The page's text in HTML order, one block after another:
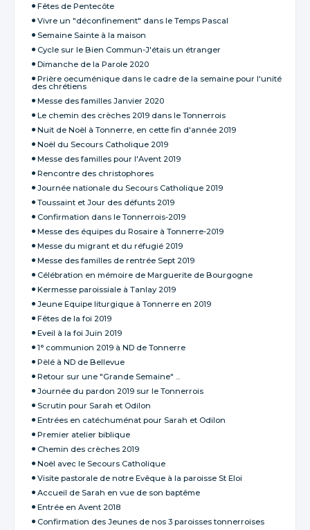
Fêtes de Pentecôte
Vivre un "déconfinement" dans le Temps Pascal
Semaine Sainte à la maison
Cycle sur le Bien Commun-J'étais un étranger
Dimanche de la Parole 2020
Prière oecuménique dans le cadre de la semaine pour l'unité
des chrétiens
Messe des familles Janvier 2020
Le chemin des crèches 2019 dans le Tonnerrois
Nuit de Noël à Tonnerre, en cette fin d'année 2019
Noël du Secours Catholique 2019
Messe des familles pour l'Avent 2019
Rencontre des christophores
Journée nationale du Secours Catholique 2019
Toussaint et Jour des défunts 2019
Confirmation dans le Tonnerrois-2019
Messe des équipes du Rosaire à Tonnerre-2019
Messe du migrant et du réfugié 2019
Messe des familles de rentrée Sept 2019
Célébration en mémoire de Marguerite de Bourgogne
Kermesse paroissiale à Tanlay 2019
Jeune Equipe liturgique à Tonnerre en 2019
Fêtes de la foi 2019
Eveil à la foi Juin 2019
1° communion 2019 à ND de Tonnerre
Pèlé à ND de Bellevue
Retour sur une "Grande Semaine" ...
Journée du pardon 2019 sur le Tonnerrois
Scrutin pour Sarah et Odilon
Entrées en catéchuménat pour Sarah et Odilon
Premier atelier biblique
Chemin des crèches 2019
Noël avec le Secours Catholique
Visite pastorale de notre Evêque à la paroisse St Eloi
Accueil de Sarah en vue de son baptême
Entrée en Avent 2018
Confirmation des Jeunes de nos 3 paroisses tonnerroises